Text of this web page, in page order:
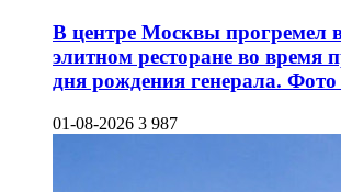
В центре Москвы прогремел
элитном ресторане во время
дня рождения генерала. Фото
01-08-2026 3 987